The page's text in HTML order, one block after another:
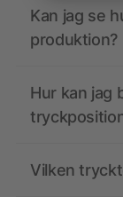
Kan jag se
produktion?
Hur kan jag
Vilken